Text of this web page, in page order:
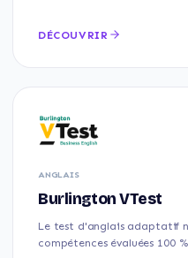
DÉCOUVRIR
ANGLAIS
Burlington VTest
Le test d'anglais adaptatif
compétences évaluées 100